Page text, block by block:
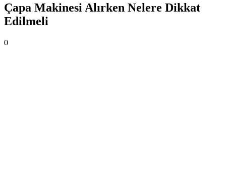
Çapa Makinesi Alırken Nelere Dikkat
Edilmeli
0